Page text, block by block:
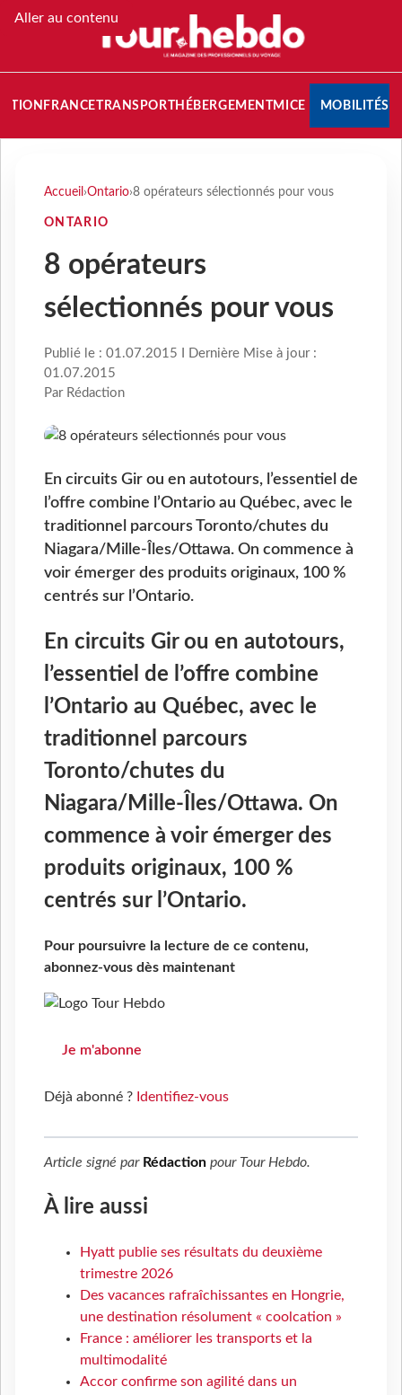
Aller au contenu
FRANCETRANSPORT HÉBERGEMENTMICE MOBILITÉS
Accueil ›Ontario›8 opérateurs sélectionnés pour vous
ONTARIO
8 opérateurs
sélectionnés pour vous
Publié le : 01.07.2015 I Dernière Mise à jour :
01.07.2015
Par Rédaction
En circuits Gir ou en autotours, l’essentiel de
l’offre combine l’Ontario au Québec, avec le
traditionnel parcours Toronto/chutes du
Niagara/Mille-Îles/Ottawa. On commence à
voir émerger des produits originaux, 100 %
centrés sur l’Ontario.
En circuits Gir ou en autotours,
l’essentiel de l’offre combine
l’Ontario au Québec, avec le
traditionnel parcours
Toronto/chutes du
Niagara/Mille-Îles/Ottawa. On
commence à voir émerger des
produits originaux, 100 %
centrés sur l’Ontario.
Pour poursuivre la lecture de ce contenu,
abonnez-vous dès maintenant
Je m'abonne
Déjà abonné ? Identifiez-vous
Article signé par Rédaction pour Tour Hebdo.
À lire aussi
Hyatt publie ses résultats du deuxième
trimestre 2026
Des vacances rafraîchissantes en Hongrie,
une destination résolument « coolcation »
France : améliorer les transports et la
multimodalité
Accor confirme son agilité dans un